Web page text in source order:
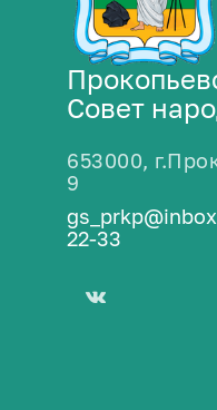
Совет
653000,
9
22-33